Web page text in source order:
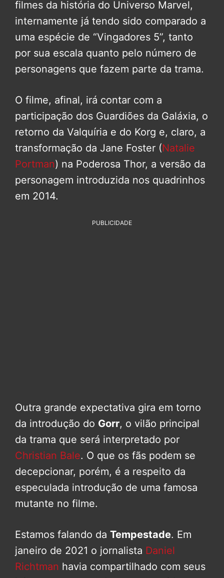
filmes da história do Universo Marvel,
internamente já tendo sido comparado a
uma espécie de “Vingadores 5”, tanto
por sua escala quanto pelo número de
personagens que fazem parte da trama.
O filme, afinal, irá contar com a
participação dos Guardiões da Galáxia, o
retorno da Valquíria e do Korg e, claro, a
transformação da Jane Foster (Natalie
Portman) na Poderosa Thor, a versão da
personagem introduzida nos quadrinhos
em 2014.
PUBLICIDADE
Outra grande expectativa gira em torno
da introdução do Gorr, o vilão principal
da trama que será interpretado por
Christian Bale. O que os fãs podem se
decepcionar, porém, é a respeito da
especulada introdução de uma famosa
mutante no filme.
Estamos falando da Tempestade. Em
janeiro de 2021 o jornalista Daniel
Richtman havia compartilhado com seus